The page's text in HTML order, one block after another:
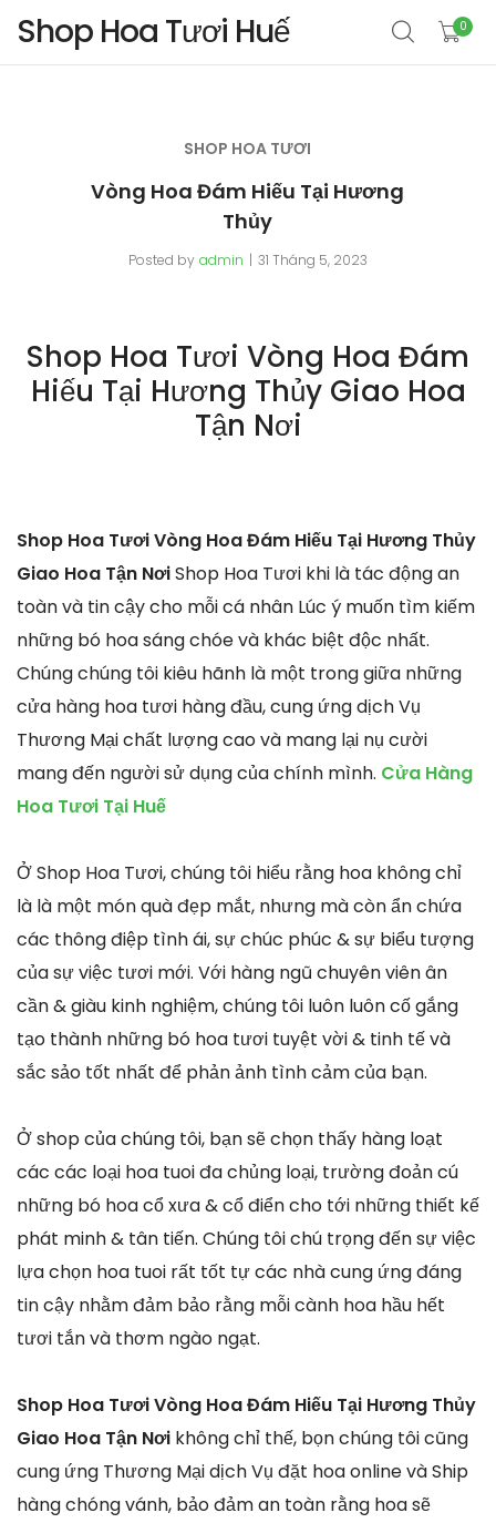
Shop Hoa Tươi Huế 0
SHOP HOA TƯƠI
Vòng Hoa Đám Hiếu Tại Hương
Thủy
Posted by admin 31 Tháng 5, 2023
Shop Hoa Tươi Vòng Hoa Đám
Hiếu Tại Hương Thủy Giao Hoa
Tận Nơi
Shop Hoa Tươi Vòng Hoa Đám Hiếu Tại Hương Thủy
Giao Hoa Tận NơiShop Hoa Tươi khi là tác động an
toàn và tin cậy cho mỗi cá nhân Lúc ý muốn tìm kiếm
những bó hoa sáng chóe và khác biệt độc nhất.
Chúng chúng tôi kiêu hãnh là một trong giữa những
cửa hàng hoa tươi hàng đầu, cung ứng dịch Vụ
Thương Mại chất lượng cao và mang lại nụ cười
mang đến người sử dụng của chính mình. Cửa Hàng
Hoa Tươi Tại Huế
Ở Shop Hoa Tươi, chúng tôi hiểu rằng hoa không chỉ
là là một món quà đẹp mắt, nhưng mà còn ẩn chứa
các thông điệp tình ái, sự chúc phúc & sự biểu tượng
của sự việc tươi mới. Với hàng ngũ chuyên viên ân
cần & giàu kinh nghiệm, chúng tôi luôn luôn cố gắng
tạo thành những bó hoa tươi tuyệt vời & tinh tế và
sắc sảo tốt nhất để phản ảnh tình cảm của bạn.
Ở shop của chúng tôi, bạn sẽ chọn thấy hàng loạt
các các loại hoa tuoi đa chủng loại, trường đoản cú
những bó hoa cổ xưa & cổ điển cho tới những thiết kế
phát minh & tân tiến. Chúng tôi chú trọng đến sự việc
lựa chọn hoa tuoi rất tốt tự các nhà cung ứng đáng
tin cậy nhằm đảm bảo rằng mỗi cành hoa hầu hết
tươi tắn và thơm ngào ngạt.
Shop Hoa Tươi Vòng Hoa Đám Hiếu Tại Hương Thủy
Giao Hoa Tận Nơi không chỉ thế, bọn chúng tôi cũng
cung ứng Thương Mại dịch Vụ đặt hoa online và Ship
hàng chóng vánh, bảo đảm an toàn rằng hoa sẽ